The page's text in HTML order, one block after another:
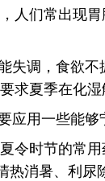
们常出现
调，食欲
夏季在化湿
用一些能够
时节的常
消暑、利